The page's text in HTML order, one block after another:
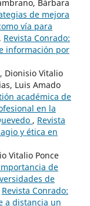
Bárbara
de mejora
vía para
, Revista Conrado:
información por
Dionisio Vitalio
Luis Amado
académica de
en la
, Revista
y ética en
Vitalio Ponce
de
de
Revista Conrado:
a distancia un